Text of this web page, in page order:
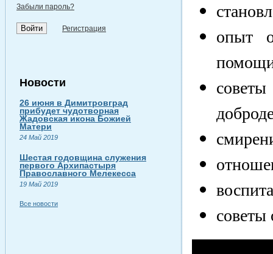
Забыли пароль?
Регистрация
Новости
26 июня в Димитровград
прибудет чудотворная
Жадовская икона Божией
Матери
24 Май 2019
Шестая годовщина служения
первого Архипастыря
Православного Мелекесса
19 Май 2019
Все новости
опыт